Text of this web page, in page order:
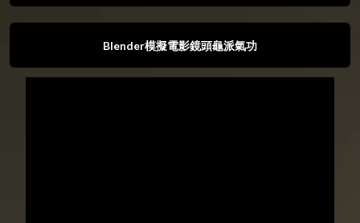
Blender模擬電影鏡頭龜派氣功